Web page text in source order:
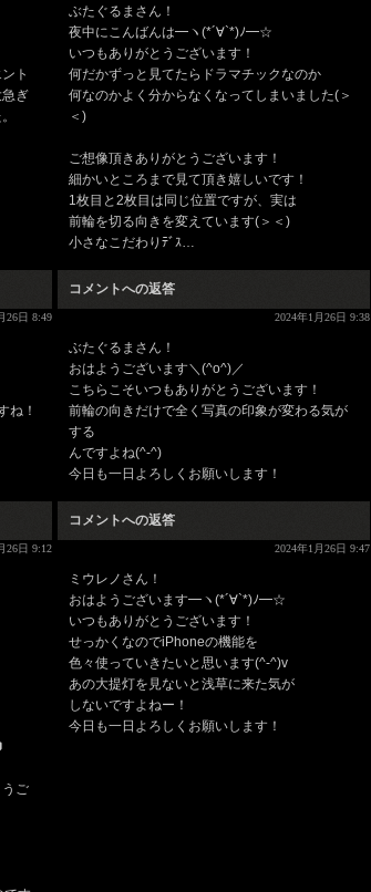
ト
ぎ
ぶたぐるまさん！
夜中にこんばんは━ヽ(*´∀`*)ﾉ━☆
いつもありがとうございます！
何だかずっと見てたらドラマチックなのか
何なのかよく分からなくなってしまいました(＞
＜)
ご想像頂きありがとうございます！
細かいところまで見て頂き嬉しいです！
1枚目と2枚目は同じ位置ですが、実は
前輪を切る向きを変えています(＞＜)
小さなこだわりﾃﾞｽ…
26日 8:49
ね！
コメントへの返答
2024年1月26日 9:38
ぶたぐるまさん！
おはようございます＼(^o^)／
こちらこそいつもありがとうございます！
前輪の向きだけで全く写真の印象が変わる気が
する
んですよね(^-^)
今日も一日よろしくお願いします！
26日 9:12
ご
コメントへの返答
2024年1月26日 9:47
ミウレノさん！
おはようございます━ヽ(*´∀`*)ﾉ━☆
いつもありがとうございます！
せっかくなのでiPhoneの機能を
色々使っていきたいと思います(^-^)v
あの大提灯を見ないと浅草に来た気が
しないですよねー！
今日も一日よろしくお願いします！